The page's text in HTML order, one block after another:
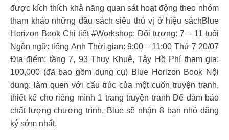
được kích thích khả năng quan sát hoạt động theo nhóm
tham khảo những đầu sách siêu thú vị ở hiệu sáchBlue
Horizon Book Chi tiết #Workshop: Đối tượng: 7 – 11 tuổi
Ngôn ngữ: tiếng Anh Thời gian: 9:00 – 11:00 Thứ 7 20/07
Địa điểm: tầng 7, 93 Thụy Khuê, Tây Hồ Phí tham gia:
100,000 (đã bao gồm dụng cụ) Blue Horizon Book Nội
dung: làm quen với cấu trúc của một cuốn truyện tranh,
thiết kế cho riêng mình 1 trang truyện tranh Để đảm bảo
chất lượng chương trình, Blue sẽ nhận 8 bạn nhỏ đăng
ký sớm nhất.